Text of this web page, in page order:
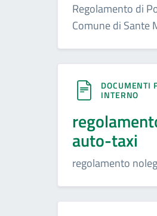
Regolamento di
Comune di Sante
DOCUMENTI
INTERNO
auto-taxi
regolamento